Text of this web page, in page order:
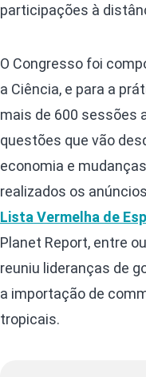
participações à
O Congresso foi
a Ciência, e para a
mais de 600 sessões
questões que vão
economia e
realizados os
Lista Vermelha de
Planet Report, entre
reuniu lideranças de
a importação de
tropicais.